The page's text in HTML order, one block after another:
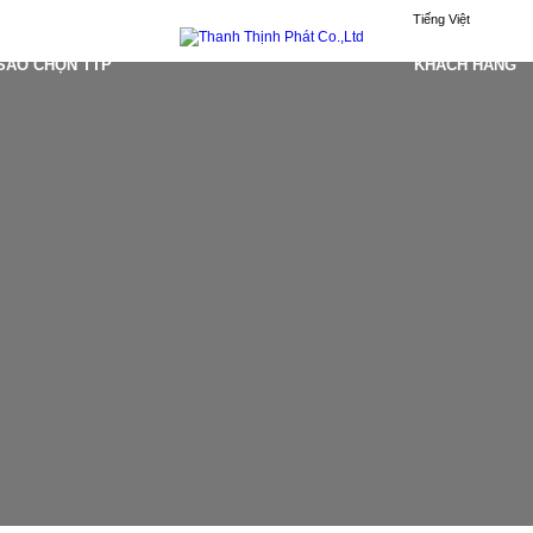
Tiếng Việt
CHỌN TTP KHÁCH HÀNG